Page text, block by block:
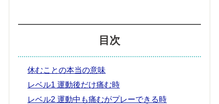
目次
休むことの本当の意味
レベル1 運動後だけ痛む時
レベル2 運動中も痛むがプレーできる時